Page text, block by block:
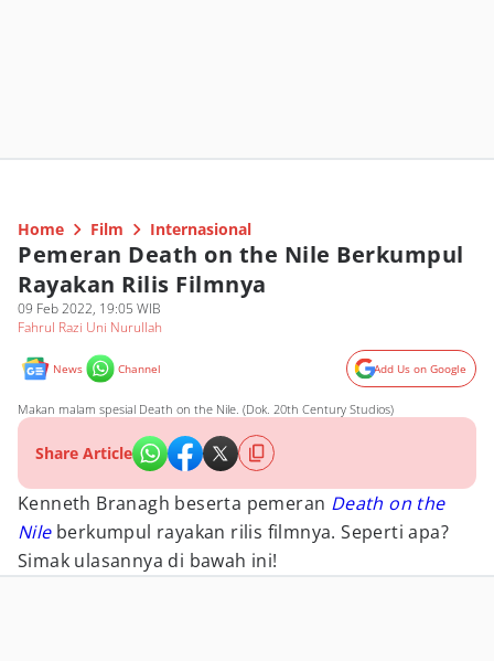
Home Film Internasional
Pemeran Death on the Nile Berkumpul
Rayakan Rilis Filmnya
09 Feb 2022, 19:05 WIB
Fahrul Razi Uni Nurullah
News Channel Add Us on Google
Makan malam spesial Death on the Nile. (Dok. 20th Century Studios)
Share Article
Kenneth Branagh beserta pemeran Death on the
Nile berkumpul rayakan rilis filmnya. Seperti apa?
Simak ulasannya di bawah ini!